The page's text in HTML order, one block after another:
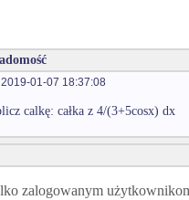
2019-01-07 18:37:08
calkę: całka z 4/(3+5cosx) dx
zalogowanym